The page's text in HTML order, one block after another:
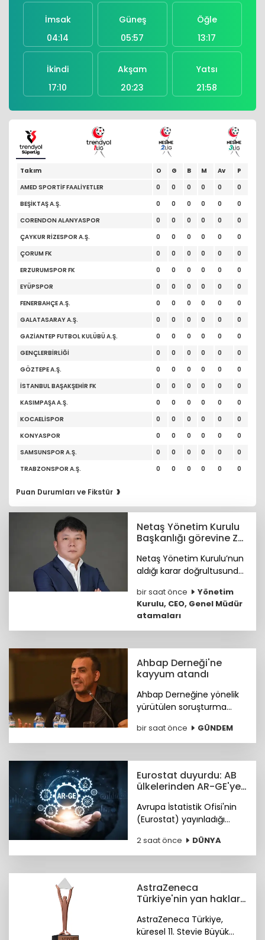
İmsak
04:14
Güneş
05:57
Öğle
13:17
İkindi
17:10
Akşam
20:23
Yatsı
21:58
Takım O G B M Av
P
AMED SPORTİF FAALİYETLER
0 0 0 0 0
0
BEŞİKTAŞ A.Ş.
0 0 0 0 0
0
CORENDON ALANYASPOR
0 0 0 0 0
0
ÇAYKUR RİZESPOR A.Ş.
0 0 0 0 0
0
ÇORUM FK
0 0 0 0 0
0
ERZURUMSPOR FK
0 0 0 0 0
0
EYÜPSPOR
0 0 0 0 0
0
FENERBAHÇE A.Ş.
0 0 0 0 0
0
GALATASARAY A.Ş.
0 0 0 0 0
0
GAZİANTEP FUTBOL KULÜBÜ A.Ş.
0 0 0 0 0
0
GENÇLERBİRLİĞİ
0 0 0 0 0
0
GÖZTEPE A.Ş.
0 0 0 0 0
0
İSTANBUL BAŞAKŞEHİR FK
0 0 0 0 0
0
KASIMPAŞA A.Ş.
0 0 0 0 0
0
KOCAELİSPOR
0 0 0 0 0
0
KONYASPOR
0 0 0 0 0
0
SAMSUNSPOR A.Ş.
0 0 0 0 0
0
TRABZONSPOR A.Ş.
0 0 0 0 0 0
Puan Durumları ve Fikstür ›
Netaş Yönetim Kurulu
Başkanlığı görevine Zhi
Netaş Yönetim Kurulu’nun
aldığı karar doğrultusunda
Kurul Toplantısı’nda
ortakların onayına
sunulmak üzere YK
Başkanı olarak atandı.
bir saat önce
Yönetim
Kurulu, CEO, Genel Müdür
atamaları
Ahbap Derneği'ne
kayyum atandı
Ahbap Derneğine yönelik
yürütülen soruşturma
yönetimine kayyum
atanmasına ve tüm
durdurulmasına karar
verildi.
bir saat önce GÜNDEM
Eurostat duyurdu: AB
ülkelerinden AR-GE'ye
Avrupa İstatistik Ofisi'nin
(Eurostat) yayınladığı
çapında AR-GE'ye yönelik
toplam kamu bütçe
2 saat önce DÜNYA
AstraZeneca
Türkiye'nin yan haklar
uluslararası ödül
AstraZeneca Türkiye,
küresel 11. Stevie Büyük